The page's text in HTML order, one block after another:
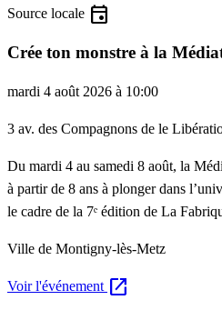
Source locale event
Crée ton monstre à la
mardi 4 août 2026 à 10:00
3 av. des Compagnons de le
Du mardi 4 au samedi 8 août, la
à partir de 8 ans à plonger dans
le cadre de la 7ᵉ édition de La
Ville de Montigny-lès-Metz
Voir l'événement open_in_new